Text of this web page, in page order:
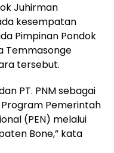
Juhirman
kesempatan
Pimpinan Pondok
Temmasonge
tersebut.
PT. PNM sebagai
Pemerintah
(PEN) melalui
Bone,” kata